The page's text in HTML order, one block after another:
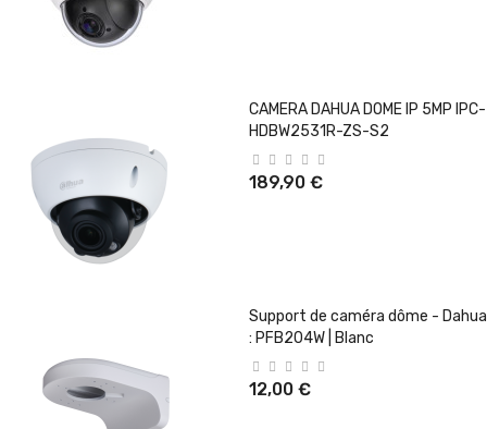
CAMERA DAHUA DOME IP 5MP IPC-
HDBW2531R-ZS-S2
189,90 €
Support de caméra dôme - Dahua
: PFB204W | Blanc
12,00 €